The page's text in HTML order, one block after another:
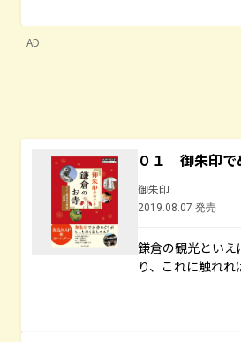
AD
０１ 御朱印
御朱印
2019.08.07 発売
鎌倉の観光とい
り、これに触れ